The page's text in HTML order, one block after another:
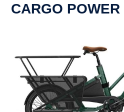
CARGO POWER